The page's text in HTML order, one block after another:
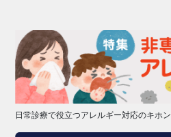
日常診療で役立つアレルギー対応のキホン